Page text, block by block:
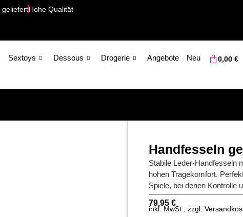
geliefertHohe Qualität
Sextoys Dessous Drogerie Angebote Neu 0,00 €
Handfesseln
Stabile Leder-Handfesseln
hohen Tragekomfort.
Spiele, bei denen Kontrolle
79,95 €
inkl. MwSt., zzgl.